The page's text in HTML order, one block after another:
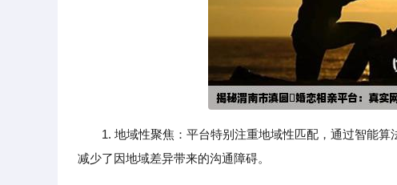
1. 地域性聚焦：平台特别注重地域性匹配，通过智能
减少了因地域差异带来的沟通障碍。